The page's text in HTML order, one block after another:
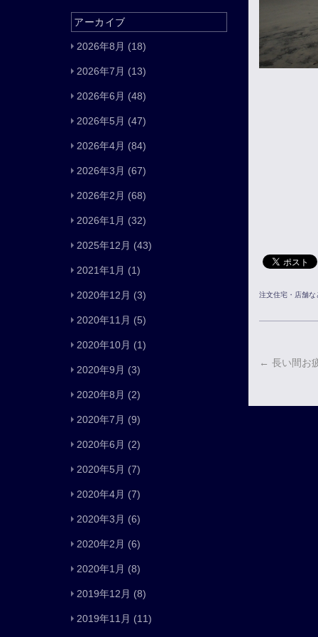
注文住宅・店舗
← 長い間お
アーカイブ
2026年8月 (18)
2026年7月 (13)
2026年6月 (48)
2026年5月 (47)
2026年4月 (84)
2026年3月 (67)
2026年2月 (68)
2026年1月 (32)
2025年12月 (43)
2021年1月 (1)
2020年12月 (3)
2020年11月 (5)
2020年10月 (1)
2020年9月 (3)
2020年8月 (2)
2020年7月 (9)
2020年6月 (2)
2020年5月 (7)
2020年4月 (7)
2020年3月 (6)
2020年2月 (6)
2020年1月 (8)
2019年12月 (8)
2019年11月 (11)